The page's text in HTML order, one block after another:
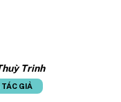
Trinh
GIẢ